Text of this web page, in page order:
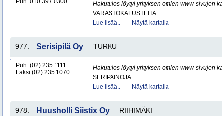
Puh. 010 397 0300
Hakutulos löytyi yrityksen omien www-sivujen
VARASTOKALUSTEITA
Lue lisää..
Näytä kartalla
977. Serisipilä Oy TURKU
Puh. (02) 235 1111
Faksi (02) 235 1070
Hakutulos löytyi yrityksen omien www-sivujen
SERIPAINOJA
Lue lisää..
Näytä kartalla
978. Huusholli Siistix Oy RIIHIMÄKI